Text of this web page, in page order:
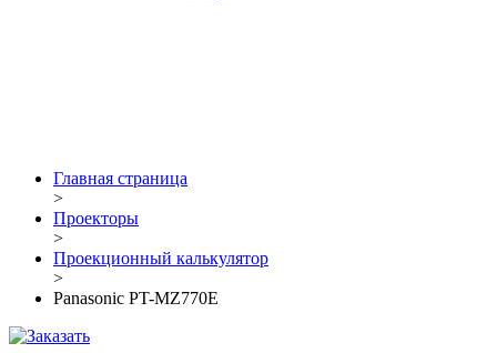
Главная страница
>
Проекторы
>
Проекционный калькулятор
>
Panasonic PT-MZ770E